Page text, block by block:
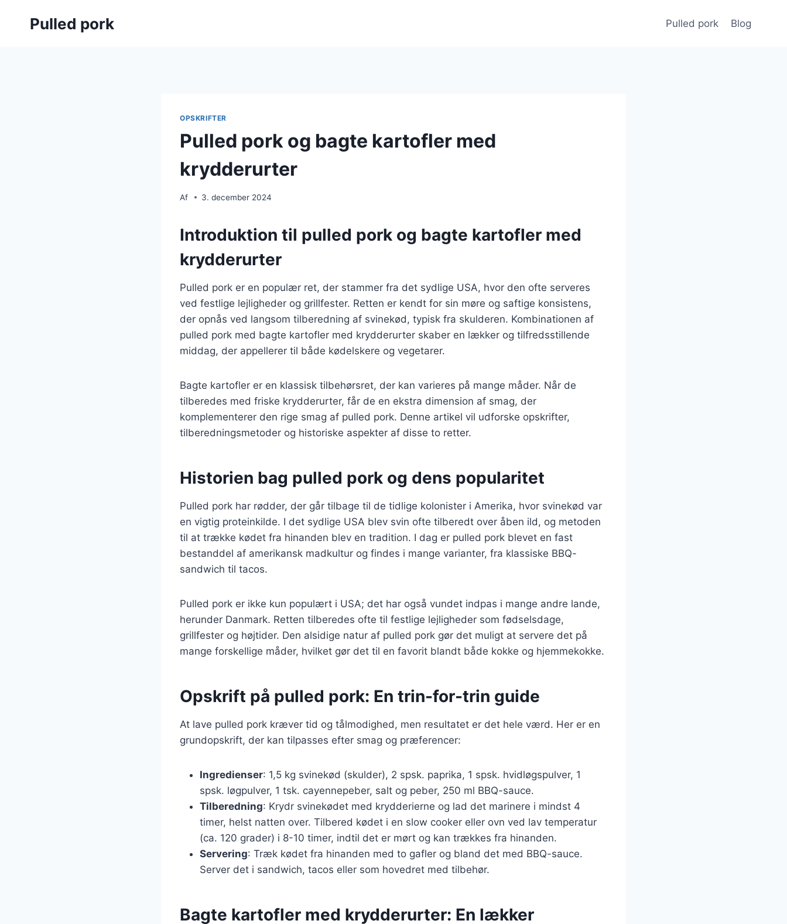
Pulled pork Pulled pork Blog
OPSKRIFTER
Pulled pork og bagte kartofler med
krydderurter
Af 3. december 2024
Introduktion til pulled pork og bagte kartofler med
krydderurter
Pulled pork er en populær ret, der stammer fra det sydlige USA, hvor den ofte serveres
ved festlige lejligheder og grillfester. Retten er kendt for sin møre og saftige konsistens,
der opnås ved langsom tilberedning af svinekød, typisk fra skulderen. Kombinationen af
pulled pork med bagte kartofler med krydderurter skaber en lækker og tilfredsstillende
middag, der appellerer til både kødelskere og vegetarer.
Bagte kartofler er en klassisk tilbehørsret, der kan varieres på mange måder. Når de
tilberedes med friske krydderurter, får de en ekstra dimension af smag, der
komplementerer den rige smag af pulled pork. Denne artikel vil udforske opskrifter,
tilberedningsmetoder og historiske aspekter af disse to retter.
Historien bag pulled pork og dens popularitet
Pulled pork har rødder, der går tilbage til de tidlige kolonister i Amerika, hvor svinekød var
en vigtig proteinkilde. I det sydlige USA blev svin ofte tilberedt over åben ild, og metoden
til at trække kødet fra hinanden blev en tradition. I dag er pulled pork blevet en fast
bestanddel af amerikansk madkultur og findes i mange varianter, fra klassiske BBQ-
sandwich til tacos.
Pulled pork er ikke kun populært i USA; det har også vundet indpas i mange andre lande,
herunder Danmark. Retten tilberedes ofte til festlige lejligheder som fødselsdage,
grillfester og højtider. Den alsidige natur af pulled pork gør det muligt at servere det på
mange forskellige måder, hvilket gør det til en favorit blandt både kokke og hjemmekokke.
Opskrift på pulled pork: En trin-for-trin guide
At lave pulled pork kræver tid og tålmodighed, men resultatet er det hele værd. Her er en
grundopskrift, der kan tilpasses efter smag og præferencer:
Ingredienser: 1,5 kg svinekød (skulder), 2 spsk. paprika, 1 spsk. hvidløgspulver, 1
spsk. løgpulver, 1 tsk. cayennepeber, salt og peber, 250 ml BBQ-sauce.
Tilberedning: Krydr svinekødet med krydderierne og lad det marinere i mindst 4
timer, helst natten over. Tilbered kødet i en slow cooker eller ovn ved lav temperatur
(ca. 120 grader) i 8-10 timer, indtil det er mørt og kan trækkes fra hinanden.
Servering: Træk kødet fra hinanden med to gafler og bland det med BBQ-sauce.
Server det i sandwich, tacos eller som hovedret med tilbehør.
Bagte kartofler med krydderurter: En lækker